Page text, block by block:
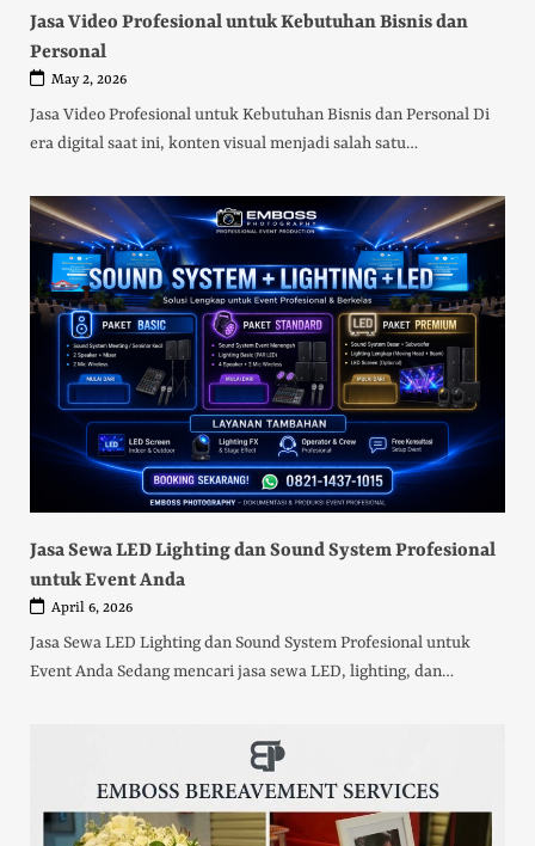
Jasa Video Profesional untuk Kebutuhan Bisnis dan
Personal
May 2, 2026
Jasa Video Profesional untuk Kebutuhan Bisnis dan Personal Di
era digital saat ini, konten visual menjadi salah satu…
Jasa Sewa LED Lighting dan Sound System Profesional
untuk Event Anda
April 6, 2026
Jasa Sewa LED Lighting dan Sound System Profesional untuk
Event Anda Sedang mencari jasa sewa LED, lighting, dan…